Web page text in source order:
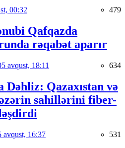
00:32 479
Qafqazda
rəqabət aparır
avqust, 18:11 634
Dəhliz: Qazaxıstan və
sahillərini fiber-
avqust, 16:37 531